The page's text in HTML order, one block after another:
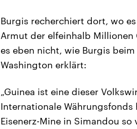
Burgis recherchiert dort, wo
Armut der elfeinhalb Millionen
es eben nicht, wie Burgis
Washington erklärt:
„Guinea ist eine dieser
Internationale
Eisenerz-Mine in Simandou